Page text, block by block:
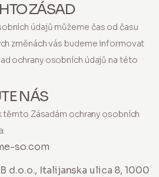
ZÁSAD
údajů můžeme čas od času
změnách vás budeme informovat
ochrany osobních údajů na této
NÁS
Zásadám ochrany osobních
so.com
d.o.o., Italijanska ulica 8, 1000